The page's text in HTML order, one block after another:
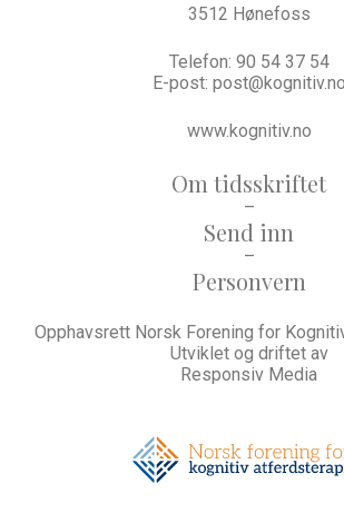
Om tidsskriftet
–
Send inn
–
Personvern
Opphavsrett Norsk Forening for
Utviklet og driftet av
Responsiv Media
3512 Hønefoss
Telefon: 90 54 37 54
E-post: post@kognitiv.no
www.kognitiv.no